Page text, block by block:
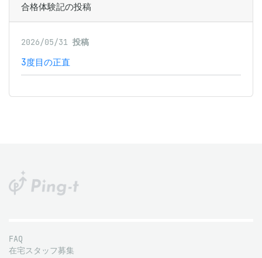
合格体験記の投稿
2026/05/31 投稿
3度目の正直
FAQ
在宅スタッフ募集